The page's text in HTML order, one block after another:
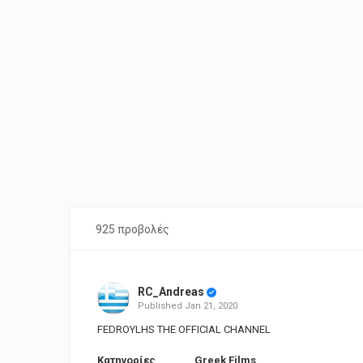
925 προβολές
RC_Andreas
Published Jan 21, 2020
FEDROYLHS THE OFFICIAL CHANNEL
Κατηγορίες Greek Films